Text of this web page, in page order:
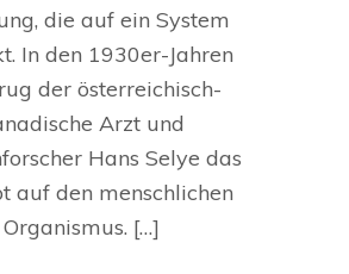
die auf ein System
In den 1930er-Jahren
der österreichisch-
Arzt und
Hans Selye das
auf den menschlichen
Organismus. […]